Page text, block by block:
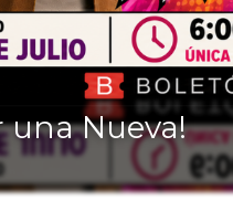
una Nueva!